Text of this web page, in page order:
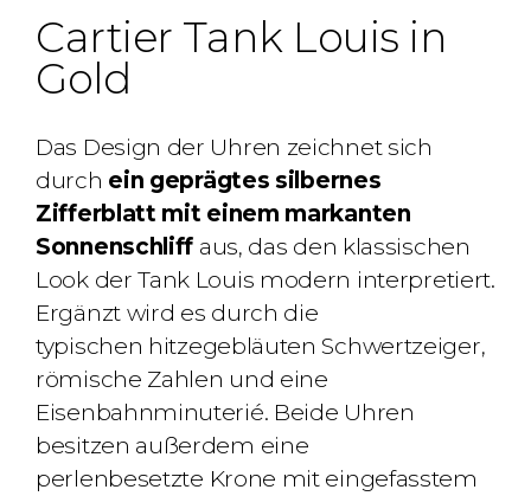
Cartier Tank Louis in
Gold
Das Design der Uhren zeichnet sich
durch ein geprägtes silbernes
Zifferblatt mit einem markanten
Sonnenschliff aus, das den klassischen
Look der Tank Louis modern interpretiert.
Ergänzt wird es durch die
typischen hitzegebläuten Schwertzeiger,
römische Zahlen und eine
Eisenbahnminuterié. Beide Uhren
besitzen außerdem eine
perlenbesetzte Krone mit eingefasstem